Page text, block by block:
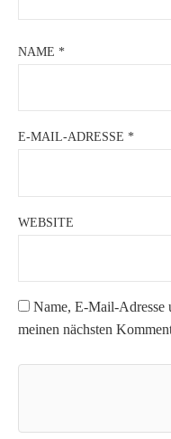
NAME *
E-MAIL-ADRESSE *
WEBSITE
Name, E-Mail-Adresse
meinen nächsten